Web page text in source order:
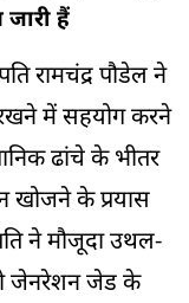
हैं
रामचंद्र पौडेल ने
रखने में सहयोग करने
ढांचे के भीतर
खोजने के प्रयास
ने मौजूदा उथल-
जेनरेशन जेड के